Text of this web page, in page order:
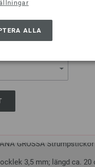
of America
ALLA
$
Strumpstickor Design-
GROSSA
3,5 mm; längd ca. 20